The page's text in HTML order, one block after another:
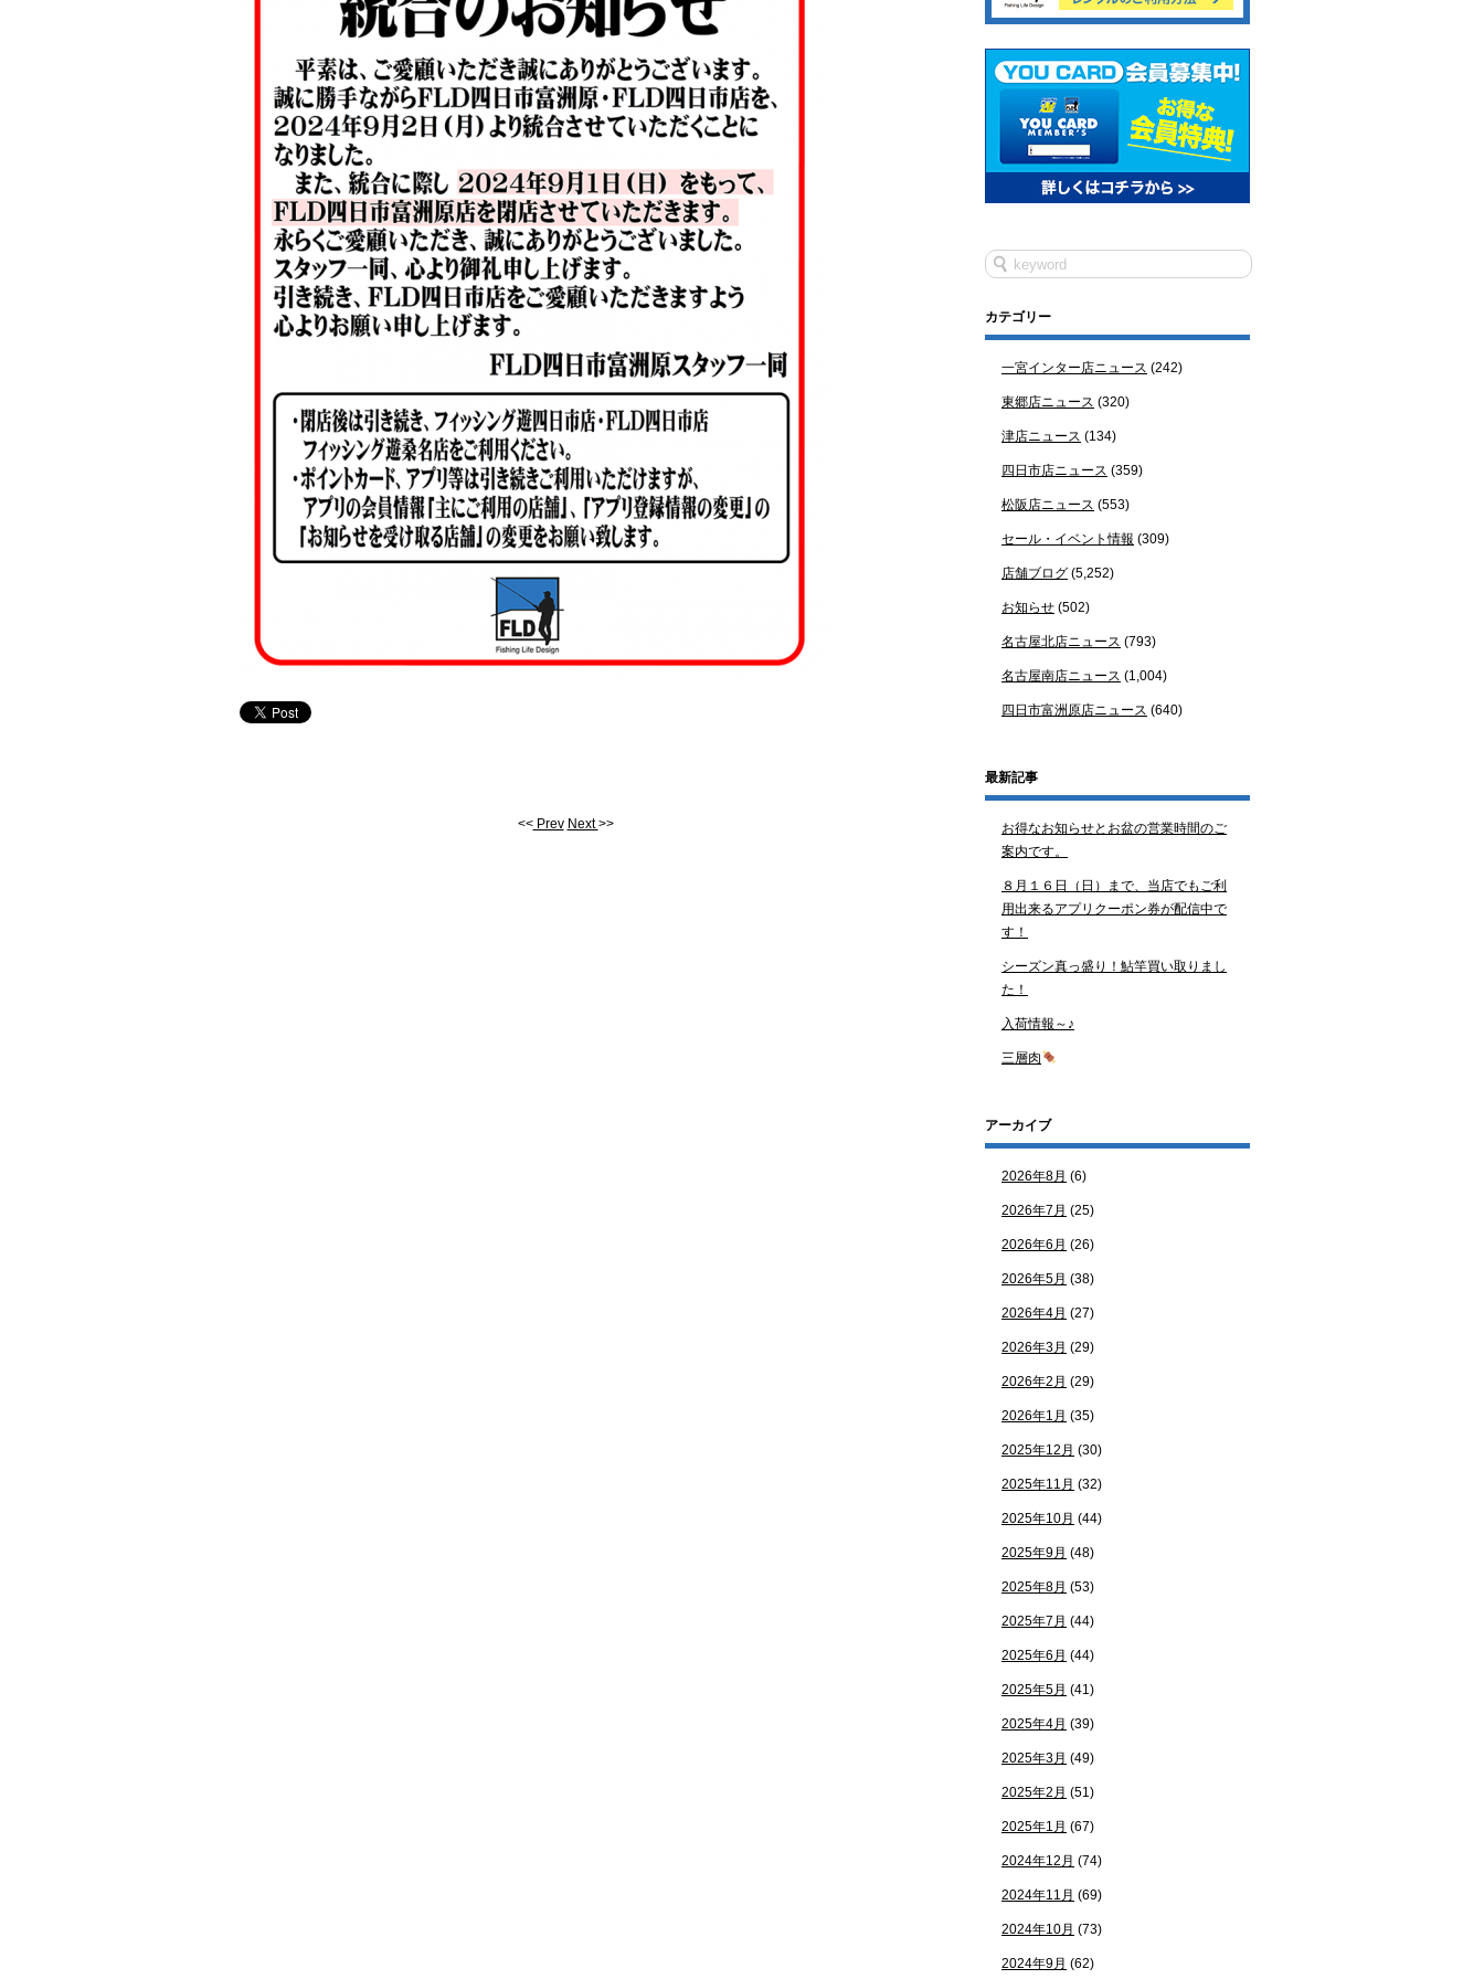
<<Prev Next>>
カテゴリー
一宮インター店ニュース (242)
東郷店ニュース (320)
津店ニュース (134)
四日市店ニュース (359)
松阪店ニュース (553)
セール・イベント情報 (309)
店舗ブログ (5,252)
お知らせ (502)
名古屋北店ニュース (793)
名古屋南店ニュース (1,004)
四日市富洲原店ニュース (640)
最新記事
お得なお知らせとお盆の営業時間のご
案内です。
８月１６日（日）まで、当店でもご利
用出来るアプリクーポン券が配信中で
す！
シーズン真っ盛り！鮎竿買い取りまし
た！
入荷情報～♪
三層肉
アーカイブ
2026年8月 (6)
2026年7月 (25)
2026年6月 (26)
2026年5月 (38)
2026年4月 (27)
2026年3月 (29)
2026年2月 (29)
2026年1月 (35)
2025年12月 (30)
2025年11月 (32)
2025年10月 (44)
2025年9月 (48)
2025年8月 (53)
2025年7月 (44)
2025年6月 (44)
2025年5月 (41)
2025年4月 (39)
2025年3月 (49)
2025年2月 (51)
2025年1月 (67)
2024年12月 (74)
2024年11月 (69)
2024年10月 (73)
2024年9月 (62)